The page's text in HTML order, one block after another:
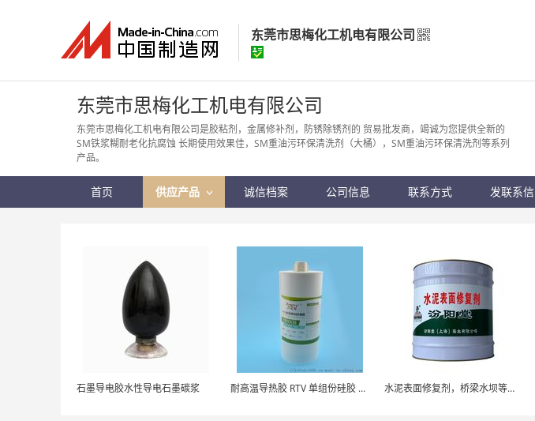
东莞市思梅化工机电有限公司
东莞市思梅化工机电有限公司
经营模式：贸易批发
所在地区：广东省 东莞市
手机访问展示厅
东莞市思梅化工机电有限公司
东莞市思梅化工机电有限公司是胶粘剂，金属修补剂，防锈除锈剂的 贸易批发商，竭诚为您提供全新的
SM铁浆糊耐老化抗腐蚀 长期使用效果佳，SM重油污环保清洗剂（大桶），SM重油污环保清洗剂等系列
产品。
首页 供应产品 诚信档案 公司信息 联系方式 发联系信
石墨导电胶水性导电石墨碳浆 耐高温导热胶 RTV 单组份硅胶 胶粘剂生产厂 水泥表面修复剂，桥梁水坝等堵漏工程